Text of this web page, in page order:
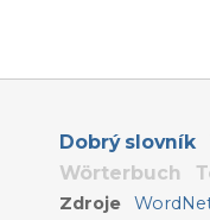
Dobrý slovník
Wörterbuch
Zdroje